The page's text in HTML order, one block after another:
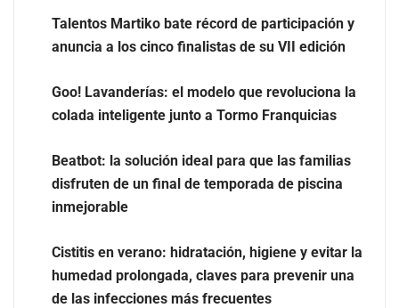
Goo! Lavanderías: el modelo que revoluciona la colada
inteligente junto a Tormo Franquicias
Talentos Martiko bate récord de participación y
anuncia a los cinco finalistas de su VII edición
Goo! Lavanderías: el modelo que revoluciona la
colada inteligente junto a Tormo Franquicias
Beatbot: la solución ideal para que las familias
disfruten de un final de temporada de piscina
inmejorable
Cistitis en verano: hidratación, higiene y evitar la
humedad prolongada, claves para prevenir una
de las infecciones más frecuentes